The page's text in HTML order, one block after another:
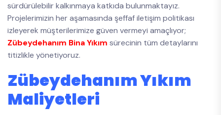
sürdürülebilir kalkınmaya katkıda bulunmaktayız.
Projelerimizin her aşamasında şeffaf iletişim politikası
izleyerek müşterilerimize güven vermeyi amaçlıyor;
Zübeydehanım Bina Yıkım sürecinin tüm detaylarını
titizlikle yönetiyoruz.
Zübeydehanım Yıkım
Maliyetleri